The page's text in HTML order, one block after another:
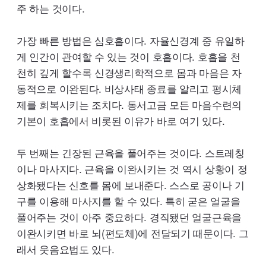
주 하는 것이다.
가장 빠른 방법은 심호흡이다. 자율신경계 중 유일하
게 인간이 관여할 수 있는 것이 호흡이다. 호흡을 천
천히 깊게 할수록 신경생리학적으로 몸과 마음은 자
동적으로 이완된다. 비상사태 종료를 알리고 평시체
제를 회복시키는 조치다. 동서고금 모든 마음수련의
기본이 호흡에서 비롯된 이유가 바로 여기 있다.
두 번째는 긴장된 근육을 풀어주는 것이다. 스트레칭
이나 마사지다. 근육을 이완시키는 것 역시 상황이 정
상화됐다는 신호를 몸에 보내준다. 스스로 공이나 기
구를 이용해 마사지를 할 수 있다. 특히 굳은 얼굴을
풀어주는 것이 아주 중요하다. 경직됐던 얼굴근육을
이완시키면 바로 뇌(편도체)에 전달되기 때문이다. 그
래서 웃음요법도 있다.